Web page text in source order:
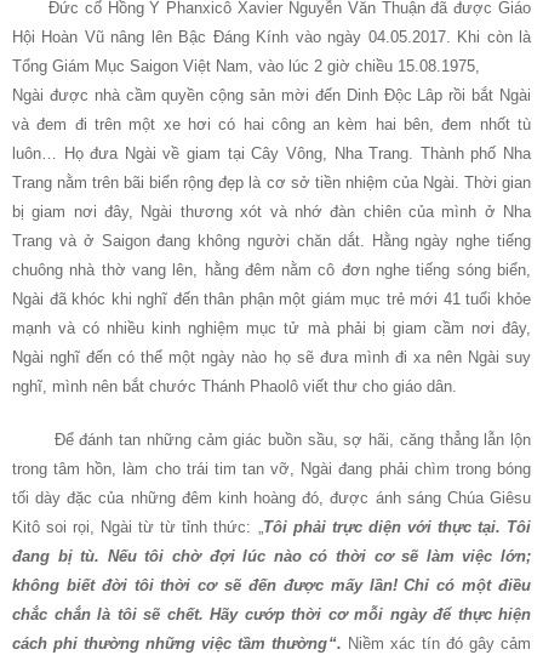
Đức cố Hồng Y Phanxicô Xavier Nguyễn Văn Thuận đã được Giáo
Hội Hoàn Vũ nâng lên Bậc Đáng Kính vào ngày 04.05.2017. Khi còn là
Tổng Giám Mục Saigon Việt Nam, vào lúc 2 giờ chiều 15.08.1975,
Ngài được nhà cầm quyền cộng sản mời đến Dinh Độc Lâp rồi bắt Ngài
và đem đi trên một xe hơi có hai công an kèm hai bên, đem nhốt tù
luôn… Họ đưa Ngài về giam tại Cây Vông, Nha Trang. Thành phố Nha
Trang nằm trên bãi biển rộng đẹp là cơ sở tiền nhiệm của Ngài. Thời gian
bị giam nơi đây, Ngài thương xót và nhớ đàn chiên của mình ở Nha
Trang và ở Saigon đang không người chăn dắt. Hằng ngày nghe tiếng
chuông nhà thờ vang lên, hằng đêm nằm cô đơn nghe tiếng sóng biển,
Ngài đã khóc khi nghĩ đến thân phận một giám mục trẻ mới 41 tuổi khỏe
mạnh và có nhiều kinh nghiệm mục tử mà phải bị giam cầm nơi đây,
Ngài nghĩ đến có thể một ngày nào họ sẽ đưa mình đi xa nên Ngài suy
nghĩ, mình nên bắt chước Thánh Phaolô viết thư cho giáo dân.
Để đánh tan những cảm giác buồn sầu, sợ hãi, căng thẳng lẫn lộn
trong tâm hồn, làm cho trái tim tan vỡ, Ngài đang phải chìm trong bóng
tối dày đặc của những đêm kinh hoàng đó, được ánh sáng Chúa Giêsu
Kitô soi rọi, Ngài từ từ tỉnh thức: „Tôi phải trực diện với thực tại. Tôi
đang bị tù. Nếu tôi chờ đợi lúc nào có thời cơ sẽ làm việc lớn;
không biết đời tôi thời cơ sẽ đến được mấy lần! Chỉ có một điều
chắc chắn là tôi sẽ chết. Hãy cướp thời cơ mỗi ngày để thực hiện
cách phi thường những việc tầm thường“. Niềm xác tín đó gây cảm